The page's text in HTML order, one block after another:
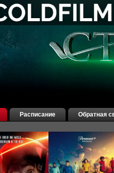
Расписание Обратная